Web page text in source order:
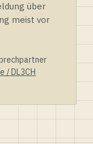
über
meist vor
/ DL3CH